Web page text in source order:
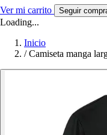
Ver mi carrito Seguir
Loading...
Inicio
/ Camiseta manga